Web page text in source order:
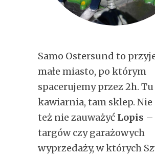
Samo Ostersund to
małe miasto, po którym
spacerujemy przez 2h.
kawiarnia, tam sklep. Nie
też nie zauważyć Lopis –
targów czy garażowych
wyprzedaży, w których